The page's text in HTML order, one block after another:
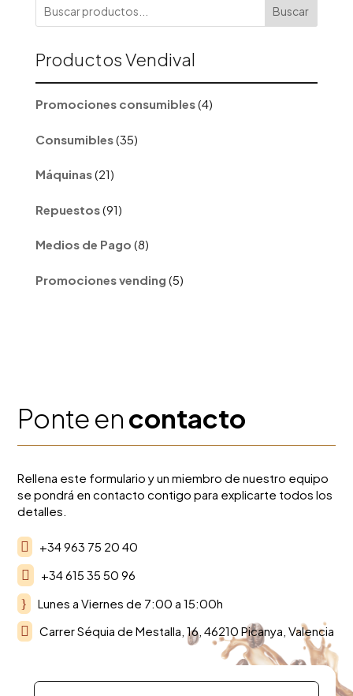
Buscar
Productos Vendival
Promociones consumibles 44
productos
Consumibles 35
productos
Máquinas 2121
productos
Repuestos 91
productos
Medios de Pago 88
productos
Promociones vending 5
productos
Ponte encontacto
Rellena este formulario y un miembro de nuestro equipo
se pondrá en contacto contigo para explicarte todos los
detalles.
 +34 963 75 20 40
 +34 615 35 50 96
} Lunes a Viernes de 7:00 a 15:00h
 Carrer Séquia de Mestalla, 16, 46210 Picanya, Valencia